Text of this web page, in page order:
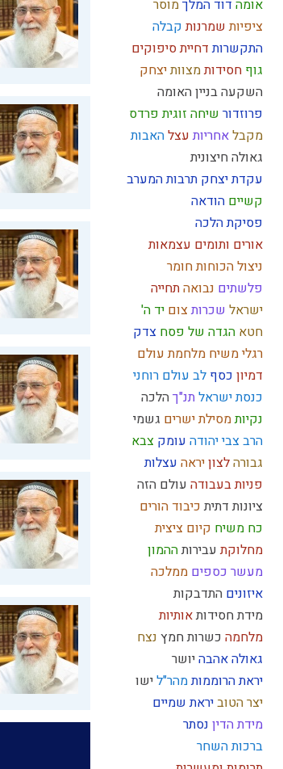
אומה דוד המלךמוסר
ציפיותשמרנותקבלה
התקשרותדחיית סיפוקים
גוף חסידותמצוותיצחק
השקעהבניין האומה
פרוזדור שיחה זוגיתפרדס
מקבלאחריות עצלהאבות
גאולה חיצונית
עקדת יצחק תרבות המערב
קשיים הודאה
פסיקת הלכה
אורים ותומים עצמאות
ניצול הכוחותחומר
פלשתים נבואהתחייה
ישראל שכרותצום יד ה'
חטא הגדה של פסח צדק
רגלי משיח מלחמת עולם
דמיון כסף לב עולם רוחני
כנסת ישראל תנ"ךהלכה
נקיותמסילת ישרים גשמי
הרב צבי יהודה עומק צבא
גבורהלצוןיראה עצלות
פניות בעבודה עולם הזה
ציונות דתיתכיבוד הורים
כח משיח קיום ציצית
מחלוקתעבירותההמון
מעשר כספים ממלכה
איזונים התדבקות
מידת חסידותאותיות
מלחמה כשרותחמץ נצח
גאולהאהבהיושר
יראת הרוממותמהר"לישו
יצר הטוביראת שמיים
מידת הדין נסתר
ברכות השחר